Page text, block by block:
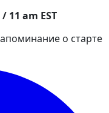
11 am EST
о старте